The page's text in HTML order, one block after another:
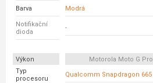
Barva Modrá
Notifikační
dioda
-
Výkon Motorola Moto G Pro
Typ
procesoru
Qualcomm Snapdragon 665